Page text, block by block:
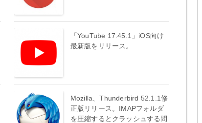
「YouTube 17.45.1」iOS向け
最新版をリリース。
Mozilla、Thunderbird 52.1.1修
正版リリース。IMAPフォルダ
を圧縮するとクラッシュする問